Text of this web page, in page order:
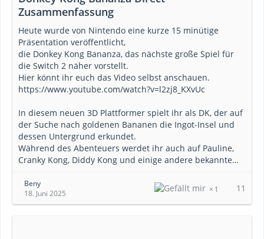
Zusammenfassung
Heute wurde von Nintendo eine kurze 15 minütige
Präsentation veröffentlicht,
die Donkey Kong Bananza, das nächste große Spiel für
die Switch 2 näher vorstellt.
Hier könnt ihr euch das Video selbst anschauen.
https://www.youtube.com/watch?v=l2zj8_KXvUc
In diesem neuen 3D Plattformer spielt ihr als DK, der auf
der Suche nach goldenen Bananen die Ingot-Insel und
dessen Untergrund erkundet.
Während des Abenteuers werdet ihr auch auf Pauline,
Cranky Kong, Diddy Kong und einige andere bekannte…
Beny
18. Juni 2025
1 11